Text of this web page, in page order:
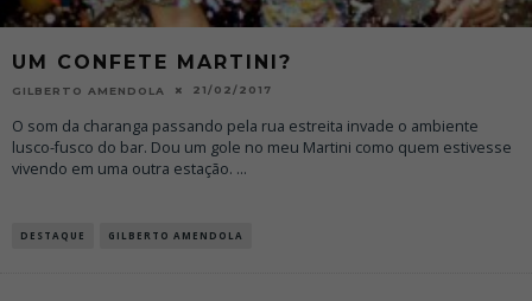
UM CONFETE MARTINI?
GILBERTO AMENDOLA 21/02/2017
O som da charanga passando pela rua estreita invade o ambiente
lusco-fusco do bar. Dou um gole no meu Martini como quem estivesse
vivendo em uma outra estação. ...
DESTAQUE GILBERTO AMENDOLA